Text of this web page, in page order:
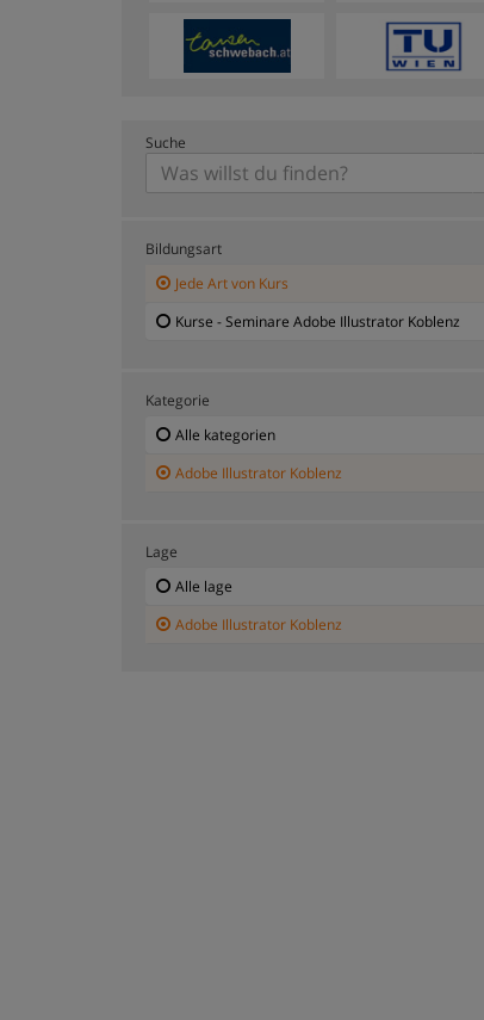
Suche
Bildungsart
Jede Art von Kurs
Kurse - Seminare Adobe Illustrator Koblenz
Kategorie
Alle kategorien
Adobe Illustrator Koblenz
Lage
Alle lage
Adobe Illustrator Koblenz